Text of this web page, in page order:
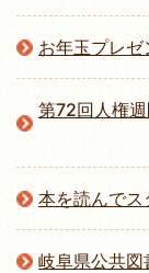
お年玉プレゼ
第72回人権週間
本を読んでス
岐阜県公共